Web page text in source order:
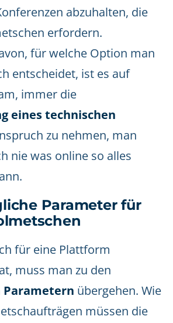
abzuhalten, die
erfordern.
für welche Option man
entscheidet, ist es auf
immer die
eines technischen
zu nehmen, man
nie was online so alles
Parameter für
für eine Plattform
muss man zu den
übergehen. Wie
müssen die